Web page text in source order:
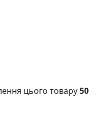
цього товару50